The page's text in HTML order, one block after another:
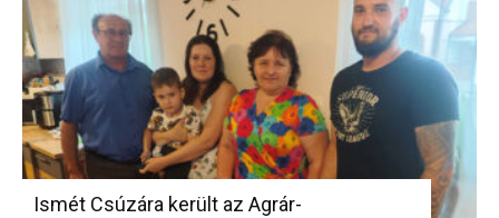
Ismét Csúzára került az Agrár-